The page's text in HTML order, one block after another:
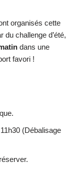
organisés cette
du challenge d’été,
dans une
favori !
(Débalisage